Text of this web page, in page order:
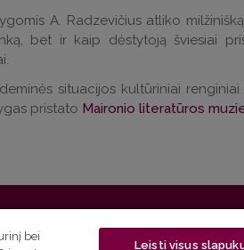
A. Radzevičius atliko
bet ir kaip dėstytoją šviesiai
situacijos kultūriniai
pristato Maironio literatūros
LT-01131 Vilnius
bei
Leisti visus